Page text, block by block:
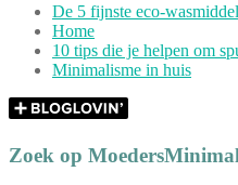
De 5 fijnste eco-
Home
10 tips die je helpen om
Minimalisme in huis
Zoek op